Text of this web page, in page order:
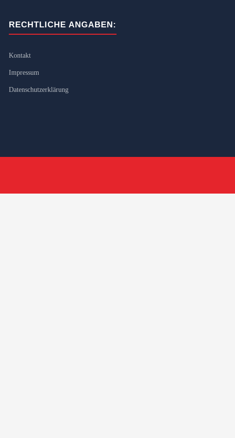
RECHTLICHE ANGABEN:
Kontakt
Impressum
Datenschutzerklärung